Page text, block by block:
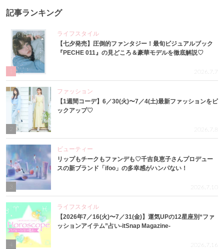
記事ランキング
ライフスタイル
【七夕発売】圧倒的ファンタジー！最旬ビジュアルブック
『PECHE 011』の見どころ＆豪華モデルを徹底解説♡
2026.7.7
ファッション
【1週間コーデ】6／30(火)〜7／4(土)最新ファッションをピ
ックアップ♡
2026.7.8
3
ビューティー
リップもチークもファンデも♡千吉良恵子さんプロデュー
スの新ブランド「ifoo」の多幸感がハンパない！
2026.7.10
4
ライフスタイル
【2026年7／16(火)〜7／31(金)】運気UPの12星座別“ファ
ッションアイテム”占い-itSnap Magazine-
2026.7.16